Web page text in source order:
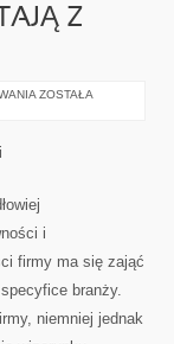
Z
MIESZKAŃCY
ZOSTAŁA
i
firmy ma się zająć
branży.
niemniej jednak